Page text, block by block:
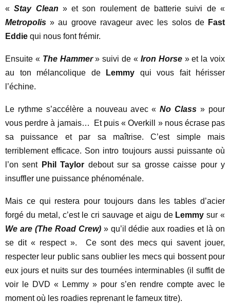
«Stay Clean » et son roulement de batterie suivi de «
Metropolis » au groove ravageur avec les solos de Fast
Eddie qui nous font frémir.
Ensuite « The Hammer» suivi de « Iron Horse» et la voix
au ton mélancolique de
Lemmy qui vous fait hérisser
l’échine.
Le rythme s’accélère a nouveau avec «No Class » pour
vous perdre à jamais… Et puis « Overkill » nous écrase pas
sa puissance et par sa maîtrise. C’est simple mais
terriblement efficace. Son intro toujours aussi puissante où
l’on sent Phil Taylor debout sur sa grosse caisse pour y
insuffler une puissance phénoménale.
Mais ce qui restera pour toujours dans les tables d’acier
forgé du metal, c’est le cri sauvage et aigu de Lemmy sur «
We are (The Road Crew) » qu’il dédie aux roadies et là on
se dit « respect ». Ce sont des mecs qui savent jouer,
respecter leur public sans oublier les mecs qui bossent pour
eux jours et nuits sur des tournées interminables (il suffit de
voir le DVD « Lemmy » pour s’en rendre compte avec le
moment où les roadies reprenant le fameux titre).